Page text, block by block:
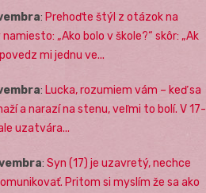
: Prehoďte štýl z otázok na
„Ako bolo v škole?“ skôr: „Ak
mi jednu ve...
: Lucka, rozumiem vám – keď sa
a narazí na stenu, veľmi to bolí. V 17-
uzatvára...
: Syn (17) je uzavretý, nechce
Pritom si myslím že sa ako